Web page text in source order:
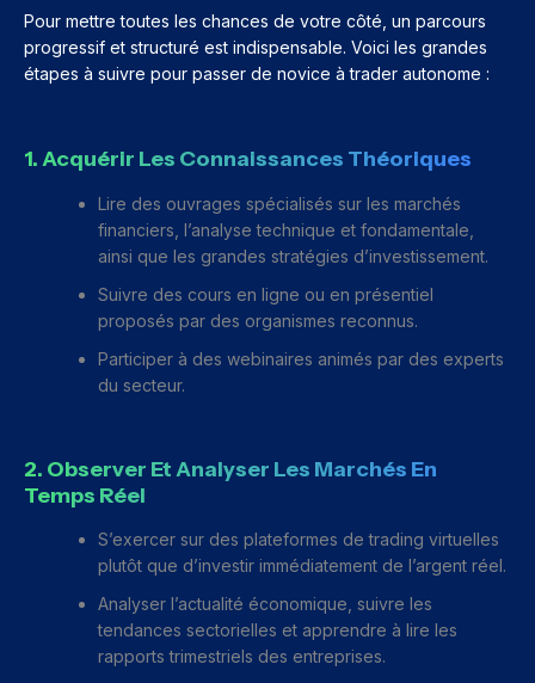
Pour mettre toutes les chances de votre côté, un parcours
progressif et structuré est indispensable. Voici les grandes
étapes à suivre pour passer de novice à trader autonome :
1. Acquérir Les Connaissances Théoriques
Lire des ouvrages spécialisés sur les marchés
financiers, l’analyse technique et fondamentale,
ainsi que les grandes stratégies d’investissement.
Suivre des cours en ligne ou en présentiel
proposés par des organismes reconnus.
Participer à des webinaires animés par des experts
du secteur.
2. Observer Et Analyser Les Marchés En
Temps Réel
S’exercer sur des plateformes de trading virtuelles
plutôt que d’investir immédiatement de l’argent réel.
Analyser l’actualité économique, suivre les
tendances sectorielles et apprendre à lire les
rapports trimestriels des entreprises.